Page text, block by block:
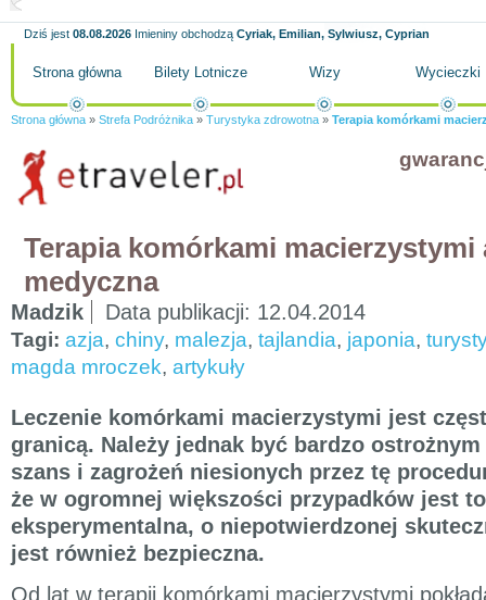
Dziś jest 08.08.2026 Imieniny obchodzą Cyriak, Emilian, Sylwiusz, Cyprian
Strona główna Bilety Lotnicze Wizy Wycieczki
Strona główna » Strefa Podróżnika » Turystyka zdrowotna » Terapia komórkami
Terapia komórkami macierzystymi
medyczna
Madzik Data publikacji: 12.04.2014
Tagi: azja, chiny, malezja, tajlandia, japonia,
magda mroczek, artykuły
Leczenie komórkami macierzystymi jest
granicą. Należy jednak być bardzo
szans i zagrożeń niesionych przez tę
że w ogromnej większości przypadków jest
eksperymentalna, o niepotwierdzonej
jest również bezpieczna.
Od lat w terapii komórkami macierzystymi